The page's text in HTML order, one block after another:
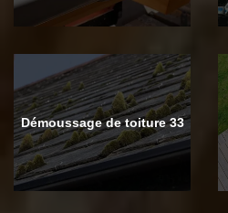
Démoussage de toiture 33